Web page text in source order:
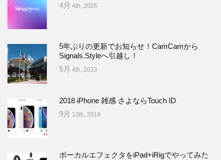
4月 4th, 2025
5年ぶりの更新でお知らせ！CamCamから
Signals.Styleへ引越し！
5月 4th, 2023
2018 iPhone 雑感 さよならTouch ID
9月 13th, 2018
ボーカルエフェクタをiPad+iRigでやってみた